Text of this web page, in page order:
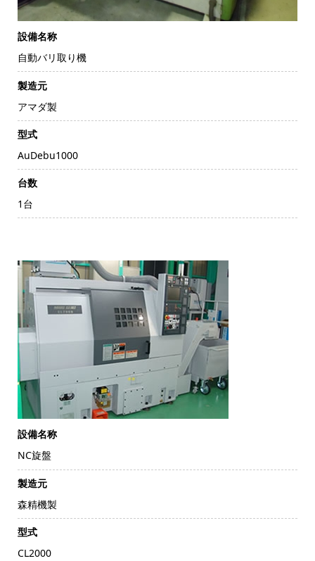
設備名称
自動バリ取り機
製造元
アマダ製
型式
AuDebu1000
台数
1台
設備名称
NC旋盤
製造元
森精機製
型式
CL2000